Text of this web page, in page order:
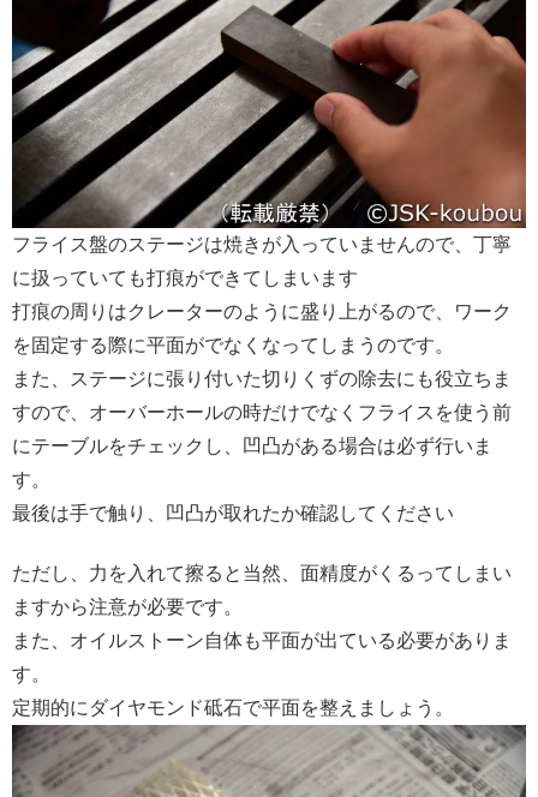
フライス盤のステージは焼きが入っていませんので、丁寧
に扱っていても打痕ができてしまいます
打痕の周りはクレーターのように盛り上がるので、ワーク
を固定する際に平面がでなくなってしまうのです。
また、ステージに張り付いた切りくずの除去にも役立ちま
すので、オーバーホールの時だけでなくフライスを使う前
にテーブルをチェックし、凹凸がある場合は必ず行いま
す。
最後は手で触り、凹凸が取れたか確認してください
ただし、力を入れて擦ると当然、面精度がくるってしまい
ますから注意が必要です。
また、オイルストーン自体も平面が出ている必要がありま
す。
定期的にダイヤモンド砥石で平面を整えましょう。